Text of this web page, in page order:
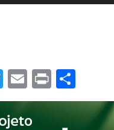
Twitter
Email
PrintShare